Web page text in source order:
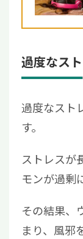
過度なス
過度なスト
す。
ストレスが
モンが過剰
その結果、
まり、風邪